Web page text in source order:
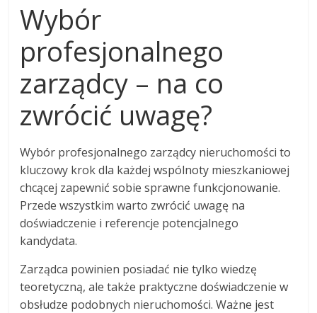
Wybór
profesjonalnego
zarządcy – na co
zwrócić uwagę?
Wybór profesjonalnego zarządcy nieruchomości to
kluczowy krok dla każdej wspólnoty mieszkaniowej
chcącej zapewnić sobie sprawne funkcjonowanie.
Przede wszystkim warto zwrócić uwagę na
doświadczenie i referencje potencjalnego
kandydata.
Zarządca powinien posiadać nie tylko wiedzę
teoretyczną, ale także praktyczne doświadczenie w
obsłudze podobnych nieruchomości. Ważne jest